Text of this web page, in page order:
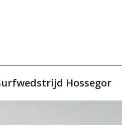
Hossegor